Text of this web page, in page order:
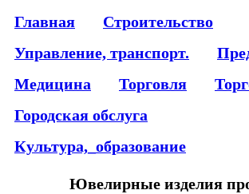
Главная
Строительство
Управление, транспорт.
Медицина
Торговля
Городская обслуга
Культура,_образование
Ювелирные изделия